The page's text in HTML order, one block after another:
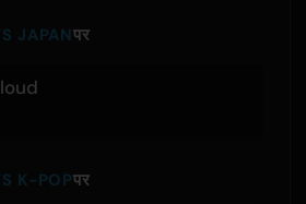
JAPANपर
K-POPपर